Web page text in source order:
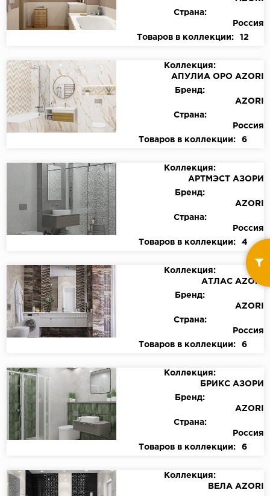
Страна:
Россия
Товаров в коллекции:
12
Коллекция:
АПУЛИА ОРО AZORI
Бренд:
AZORI
Страна:
Россия
Товаров в коллекции:
6
Коллекция:
АРТМЭСТ АЗОРИ
Бренд:
AZORI
Страна:
Россия
Товаров в коллекции:
4
Коллекция:
АТЛАС AZORI
Бренд:
AZORI
Страна:
Россия
Товаров в коллекции:
6
Коллекция:
БРИКС АЗОРИ
Бренд:
AZORI
Страна:
Россия
Товаров в коллекции:
6
Коллекция:
ВЕЛА AZORI